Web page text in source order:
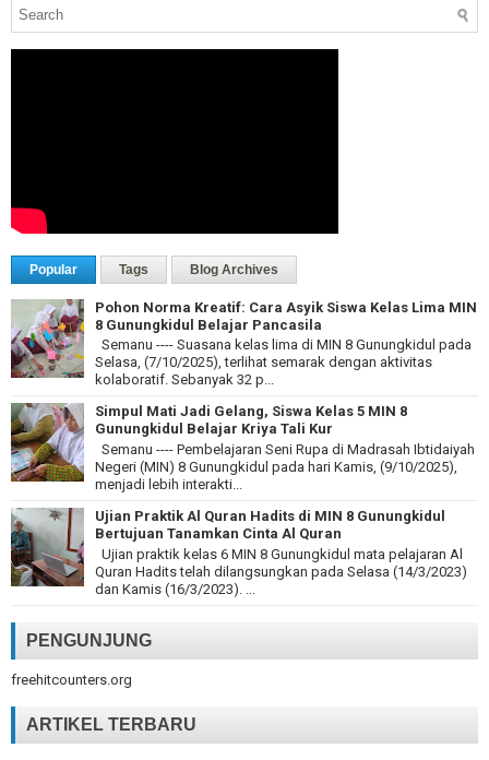
Popular Tags Blog Archives
Pohon Norma Kreatif: Cara Asyik Siswa Kelas Lima MIN
8 Gunungkidul Belajar Pancasila
Semanu ---- Suasana kelas lima di MIN 8 Gunungkidul pada
Selasa, (7/10/2025), terlihat semarak dengan aktivitas
kolaboratif. Sebanyak 32 p...
Simpul Mati Jadi Gelang, Siswa Kelas 5 MIN 8
Gunungkidul Belajar Kriya Tali Kur
Semanu ---- Pembelajaran Seni Rupa di Madrasah Ibtidaiyah
Negeri (MIN) 8 Gunungkidul pada hari Kamis, (9/10/2025),
menjadi lebih interakti...
Ujian Praktik Al Quran Hadits di MIN 8 Gunungkidul
Bertujuan Tanamkan Cinta Al Quran
Ujian praktik kelas 6 MIN 8 Gunungkidul mata pelajaran Al
Quran Hadits telah dilangsungkan pada Selasa (14/3/2023)
dan Kamis (16/3/2023). ...
PENGUNJUNG
freehitcounters.org
ARTIKEL TERBARU